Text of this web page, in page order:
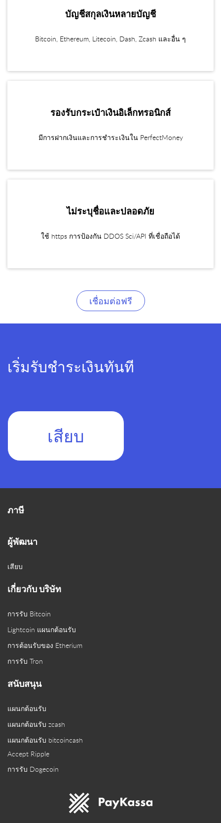
บัญชีสกุลเงินหลายบัญชี
Bitcoin, Ethereum, Litecoin, Dash, Zcash และอื่น ๆ
รองรับกระเป๋าเงินอิเล็กทรอนิกส์
มีการฝากเงินและการชำระเงินใน PerfectMoney
ไม่ระบุชื่อและปลอดภัย
ใช้ https การป้องกัน DDOS Sci/API ที่เชื่อถือได้
เชื่อมต่อฟรี
เริ่มรับชำระเงินทันที
เสียบ
ภาษี
ผู้พัฒนา
เสียบ
เกี่ยวกับ บริษัท
การรับ Bitcoin
Lightcoin แผนกต้อนรับ
การต้อนรับของ Etherium
การรับ Tron
สนับสนุน
แผนกต้อนรับ
แผนกต้อนรับ zcash
แผนกต้อนรับ bitcoincash
Accept Ripple
การรับ Dogecoin